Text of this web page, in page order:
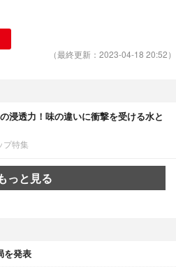
（最終更新：2023-04-18 20:52）
浸透力！味の違いに衝撃を受ける水と
プ特集
っと見る
を発表